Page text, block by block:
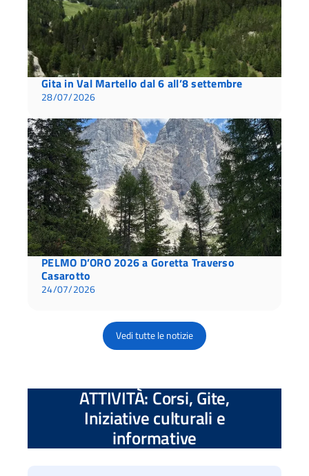
Gita in Val Martello dal 6 all’8 settembre
28/07/2026
PELMO D’ORO 2026 a Goretta Traverso
Casarotto
24/07/2026
Vedi tutte le notizie
ATTIVITÀ: Corsi, Gite,
Iniziative culturali e
informative